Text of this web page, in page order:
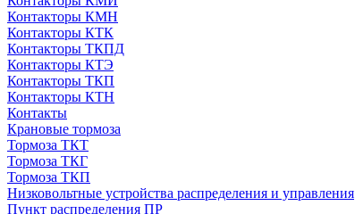
Контакторы КМН
Контакторы КТК
Контакторы ТКПД
Контакторы КТЭ
Контакторы ТКП
Контакторы КТН
Контакты
Крановые тормоза
Тормоза ТКТ
Тормоза ТКГ
Тормоза ТКП
Низковольтные устройства распределения и управления
Пункт распределения ПР